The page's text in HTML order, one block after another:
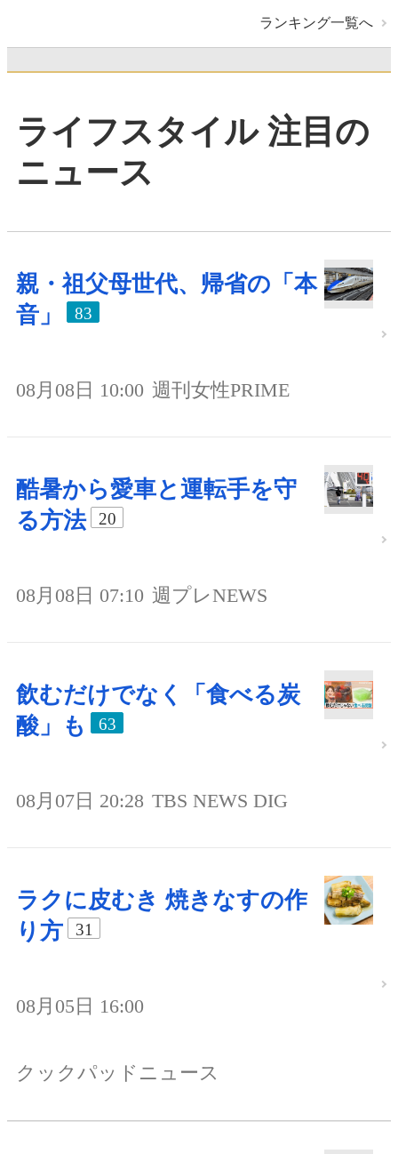
ランキング一覧へ
ライフスタイル 注目の
ニュース
親・祖父母世代、帰省の「本
音」
83
08月08日 10:00 週刊女性PRIME
酷暑から愛車と運転手を守
る方法
20
08月08日 07:10 週プレNEWS
飲むだけでなく「食べる炭
酸」も
63
08月07日 20:28 TBS NEWS DIG
ラクに皮むき 焼きなすの作
り方
31
08月05日 16:00
クックパッドニュース